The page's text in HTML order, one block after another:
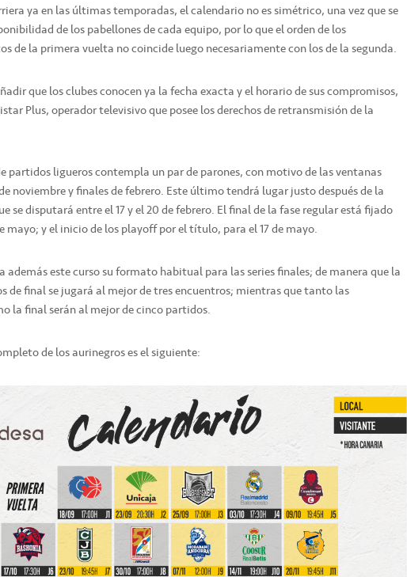
ya en las últimas temporadas, el calendario no es simétrico, una vez que se
de los pabellones de cada equipo, por lo que el orden de los
de la primera vuelta no coincide luego necesariamente con los de la segunda.
que los clubes conocen ya la fecha exacta y el horario de sus compromisos,
Plus, operador televisivo que posee los derechos de retransmisión de la
partidos ligueros contempla un par de parones, con motivo de las ventanas
noviembre y finales de febrero. Este último tendrá lugar justo después de la
se disputará entre el 17 y el 20 de febrero. El final de la fase regular está fijado
mayo; y el inicio de los playoff por el título, para el 17 de mayo.
además este curso su formato habitual para las series finales; de manera que la
de final se jugará al mejor de tres encuentros; mientras que tanto las
la final serán al mejor de cinco partidos.
de los aurinegros es el siguiente: